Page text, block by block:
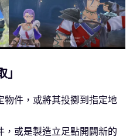
物件，或將其投擲到指定地
或是製造立足點開闢新的